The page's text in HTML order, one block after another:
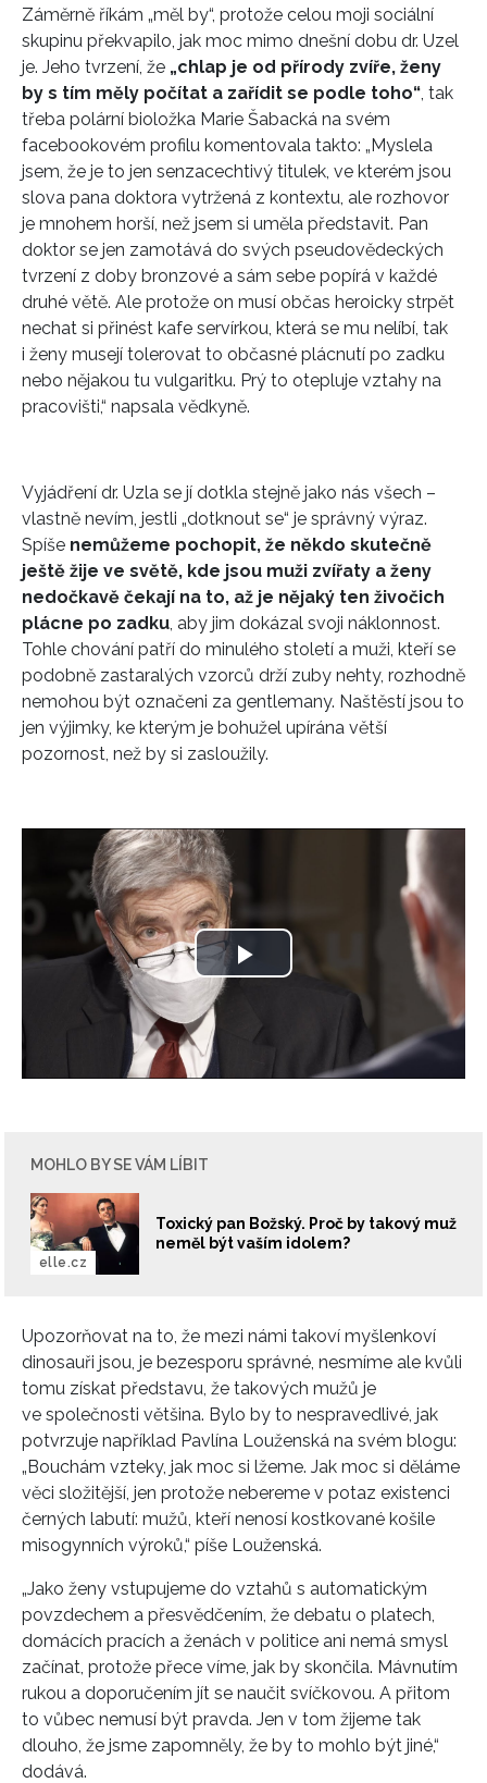
Záměrně říkám „měl by“, protože celou moji sociální
skupinu překvapilo, jak moc mimo dnešní dobu dr. Uzel
je. Jeho tvrzení, že „chlap je od přírody zvíře, ženy
by s tím měly počítat a zařídit se podle toho“ , tak
třeba polární bioložka Marie Šabacká na svém
facebookovém profilu komentovala takto: „Myslela
jsem, že je to jen senzacechtivý titulek, ve kterém jsou
slova pana doktora vytržená z kontextu, ale rozhovor
je mnohem horší, než jsem si uměla představit. Pan
doktor se jen zamotává do svých pseudovědeckých
tvrzení z doby bronzové a sám sebe popírá v každé
druhé větě. Ale protože on musí občas heroicky strpět
nechat si přinést kafe servírkou, která se mu nelíbí, tak
i ženy musejí tolerovat to občasné plácnutí po zadku
nebo nějakou tu vulgaritku. Prý to otepluje vztahy na
pracovišti,“ napsala vědkyně.
Vyjádření dr. Uzla se jí dotkla stejně jako nás všech –
vlastně nevím, jestli „dotknout se“ je správný výraz.
Spíše nemůžeme pochopit, že někdo skutečně
ještě žije ve světě, kde jsou muži zvířaty a ženy
nedočkavě čekají na to, až je nějaký ten živočich
plácne po zadku , aby jim dokázal svoji náklonnost.
Tohle chování patří do minulého století a muži, kteří se
podobně zastaralých vzorců drží zuby nehty, rozhodně
nemohou být označeni za gentlemany. Naštěstí jsou to
jen výjimky, ke kterým je bohužel upírána větší
pozornost, než by si zasloužily.
Play
Video
MOHLO BY SE VÁM LÍBIT
Toxický pan Božský. Proč by takový muž
neměl být vaším idolem?
elle.cz
Upozorňovat na to, že mezi námi takoví myšlenkoví
dinosauři jsou, je bezesporu správné, nesmíme ale kvůli
tomu získat představu, že takových mužů je
ve společnosti většina. Bylo by to nespravedlivé, jak
potvrzuje například Pavlína Louženská na svém blogu:
„Bouchám vzteky, jak moc si lžeme. Jak moc si děláme
věci složitější, jen protože nebereme v potaz existenci
černých labutí: mužů, kteří nenosí kostkované košile
misogynních výroků,“ píše Louženská.
„Jako ženy vstupujeme do vztahů s automatickým
povzdechem a přesvědčením, že debatu o platech,
domácích pracích a ženách v politice ani nemá smysl
začínat, protože přece víme, jak by skončila. Mávnutím
rukou a doporučením jít se naučit svíčkovou. A přitom
to vůbec nemusí být pravda. Jen v tom žijeme tak
dlouho, že jsme zapomněly, že by to mohlo být jiné,“
dodává.